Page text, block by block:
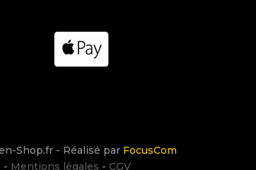
Shop.fr - Réalisé par FocusCom
- Mentions légales - CGV